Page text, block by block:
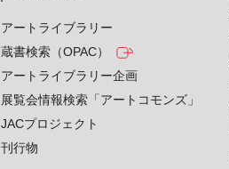
アートライブラリー
蔵書検索（OPAC）
アートライブラリー企画
展覧会情報検索「アートコモンズ」
JACプロジェクト
刊行物